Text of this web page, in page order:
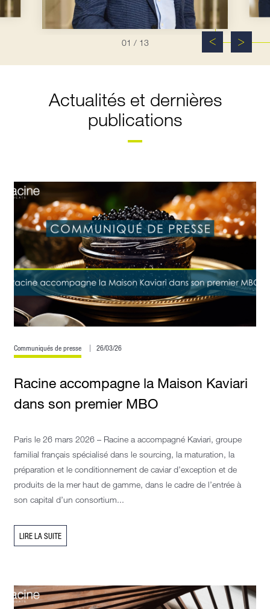
01 / 13
Actualités et dernières
publications
Communiqués de presse 26/03/26
Racine accompagne la Maison Kaviari
dans son premier MBO
Paris le 26 mars 2026 – Racine a accompagné Kaviari, groupe
familial français spécialisé dans le sourcing, la maturation, la
préparation et le conditionnement de caviar d’exception et de
produits de la mer haut de gamme, dans le cadre de l’entrée à
son capital d’un consortium...
LIRE LA SUITE